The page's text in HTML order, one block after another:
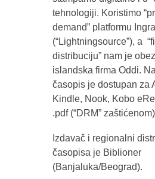
tehnologiji. Koristimo
demand” platformu
(“Lightningsource”), a
distribuciju” nam je
islandska firma Oddi.
časopis je dostupan za
Kindle, Nook, Kobo
.pdf (“DRM”
Izdavač i regionalni
časopisa je Biblioner
(Banjaluka/Beograd).